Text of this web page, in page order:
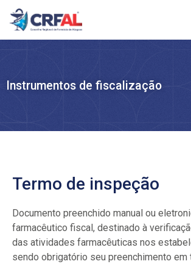
Ir
para
Instrumentos de fiscalização
Termo de inspeção
Documento preenchido manual ou
farmacêutico fiscal, destinado à
das atividades farmacêuticas nos
sendo obrigatório seu preenchimento em